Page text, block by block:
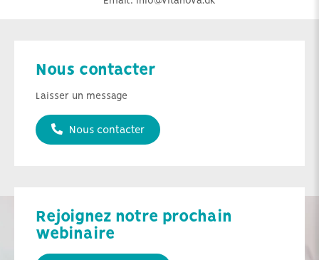
Nous contacter
Laisser un message
Nous contacter
Rejoignez notre prochain
webinaire